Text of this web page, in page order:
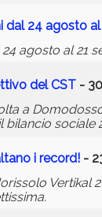
dal 24 agosto
agosto al 21
del CST -
a
bilancio
i record! -
Vertikal